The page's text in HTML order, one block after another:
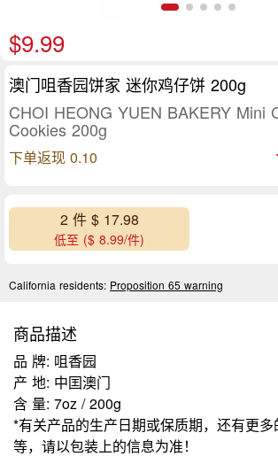
$9.99
澳门咀香园饼家 迷你鸡仔饼 200g
CHOI HEONG YUEN BAKERY Mini
Cookies 200g
下单返现 0.10
2 件 $ 17.98
低至 ($ 8.99/件)
California residents: Proposition 65 warning
商品描述
品 牌: 咀香园
产 地: 中囯澳门
含 量: 7oz / 200g
*有关产品的生产日期或保质期，还有更
等，请以包装上的信息为准！